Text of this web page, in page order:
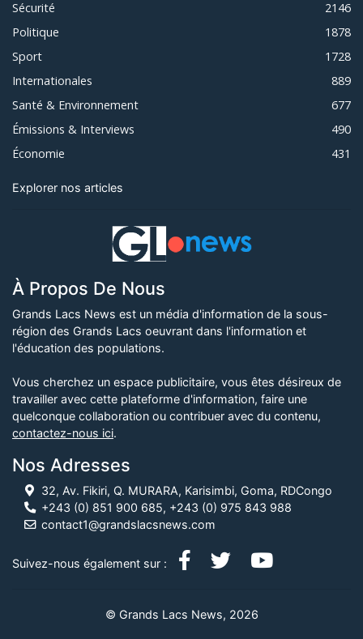
Sécurité
2146
Politique
1878
Sport
1728
Internationales
889
Santé & Environnement
677
Émissions & Interviews
490
Économie
431
Explorer nos articles
À Propos De Nous
Grands Lacs News est un média d'information de la sous-
région des Grands Lacs oeuvrant dans l'information et
l'éducation des populations.
Vous cherchez un espace publicitaire, vous êtes désireux de
travailler avec cette plateforme d'information, faire une
quelconque collaboration ou contribuer avec du contenu,
contactez-nous ici.
Nos Adresses
32, Av. Fikiri, Q. MURARA, Karisimbi, Goma, RDCongo
+243 (0) 851 900 685, +243 (0) 975 843 988
contact1@grandslacsnews.com
Suivez-nous également sur :
© Grands Lacs News, 2026